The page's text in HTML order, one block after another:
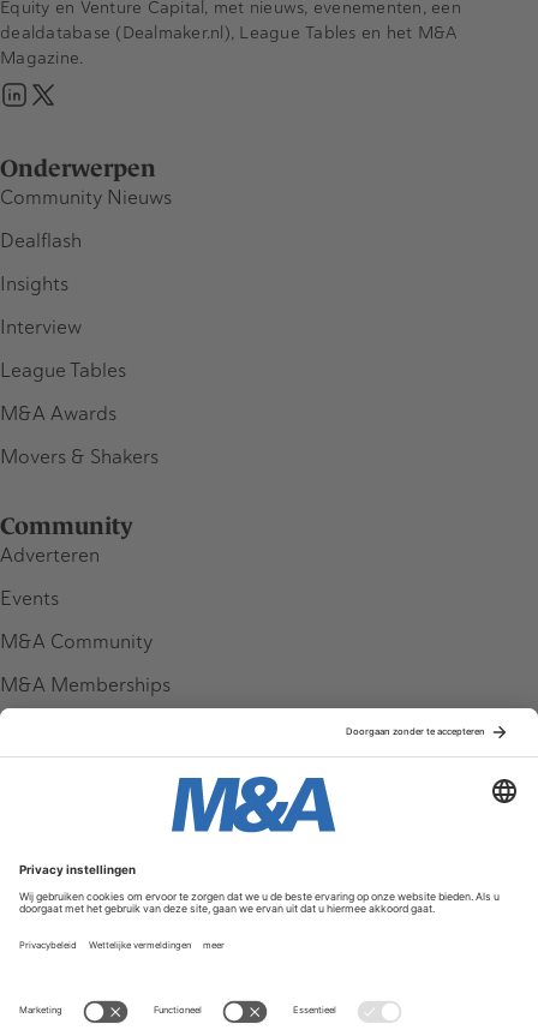
Onderwerpen
Community Nieuws
Dealflash
Insights
Interview
League Tables
M&A Awards
Movers & Shakers
Community
Adverteren
Events
M&A Community
M&A Memberships
Service & Contact
Contact
FAQ
Werken bij ons
Equity en Venture Capital, met nieuws, evenementen, een
dealdatabase (Dealmaker.nl), League Tables en het M&A
Magazine.